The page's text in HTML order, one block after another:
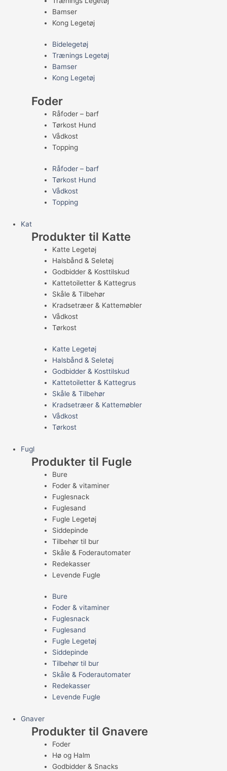
Bamser
Kong Legetøj
Bidelegetøj
Trænings Legetøj
Bamser
Kong Legetøj
Foder
Råfoder – barf
Tørkost Hund
Vådkost
Topping
Råfoder – barf
Tørkost Hund
Vådkost
Topping
Kat
Produkter til Katte
Katte Legetøj
Halsbånd & Seletøj
Godbidder & Kosttilskud
Kattetoiletter & Kattegrus
Skåle & Tilbehør
Kradsetræer & Kattemøbler
Vådkost
Tørkost
Katte Legetøj
Halsbånd & Seletøj
Godbidder & Kosttilskud
Kattetoiletter & Kattegrus
Skåle & Tilbehør
Kradsetræer & Kattemøbler
Vådkost
Tørkost
Fugl
Produkter til Fugle
Bure
Foder & vitaminer
Fuglesnack
Fuglesand
Fugle Legetøj
Siddepinde
Tilbehør til bur
Skåle & Foderautomater
Redekasser
Levende Fugle
Bure
Foder & vitaminer
Fuglesnack
Fuglesand
Fugle Legetøj
Siddepinde
Tilbehør til bur
Skåle & Foderautomater
Redekasser
Levende Fugle
Gnaver
Produkter til Gnavere
Foder
Hø og Halm
Godbidder & Snacks